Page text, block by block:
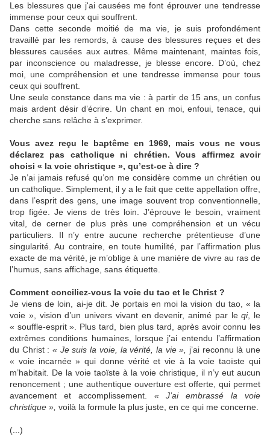
Les blessures que j'ai causées me font éprouver une tendresse
immense pour ceux qui souffrent.
Dans cette seconde moitié de ma vie, je suis profondément
travaillé par les remords, à cause des blessures reçues et des
blessures causées aux autres. Même maintenant, maintes fois,
par inconscience ou maladresse, je blesse encore. D’où, chez
moi, une compréhension et une tendresse immense pour tous
ceux qui souffrent.
Une seule constance dans ma vie : à partir de 15 ans, un confus
mais ardent désir d’écrire. Un chant en moi, enfoui, tenace, qui
cherche sans relâche à s’exprimer.
Vous avez reçu le baptême en 1969, mais vous ne vous
déclarez pas catholique ni chrétien. Vous affirmez avoir
choisi « la voie christique », qu’est-ce à dire ?
Je n’ai jamais refusé qu’on me considère comme un chrétien ou
un catholique. Simplement, il y a le fait que cette appellation offre,
dans l’esprit des gens, une image souvent trop conventionnelle,
trop figée. Je viens de très loin. J’éprouve le besoin, vraiment
vital, de cerner de plus près une compréhension et un vécu
particuliers. Il n’y entre aucune recherche prétentieuse d’une
singularité. Au contraire, en toute humilité, par l’affirmation plus
exacte de ma vérité, je m’oblige à une manière de vivre au ras de
l’humus, sans affichage, sans étiquette.
Comment conciliez-vous la voie du tao et le Christ ?
Je viens de loin, ai-je dit. Je portais en moi la vision du tao, « la
voie », vision d’un univers vivant en devenir, animé par leqi, le
« souffle-esprit ». Plus tard, bien plus tard, après avoir connu les
extrêmes conditions humaines, lorsque j’ai entendu l’affirmation
du Christ :« Je suis la voie, la vérité, la vie », j’ai reconnu là une
« voie incarnée » qui donne vérité et vie à la voie taoïste qui
m’habitait. De la voie taoïste à la voie christique, il n’y eut aucun
renoncement ; une authentique ouverture est offerte, qui permet
avancement et accomplissement. « J’ai embrassé la voie
christique », voilà la formule la plus juste, en ce qui me concerne.
(...)